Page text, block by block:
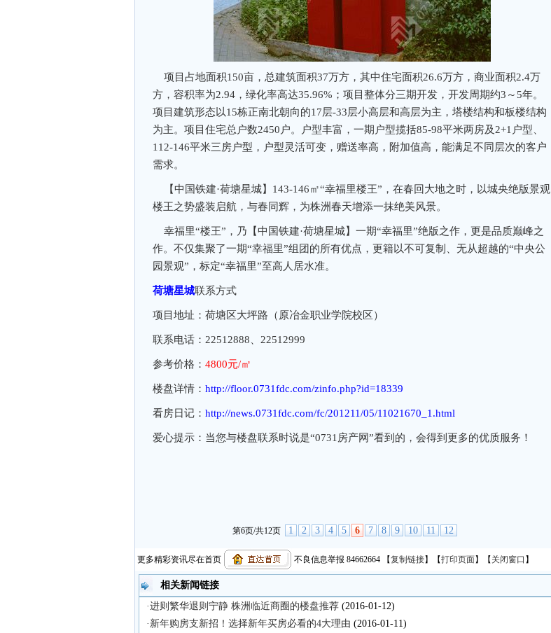
项目占地面积150亩，总建筑面积37万方，其中住宅面积26.6万方，商业面积2.4万
方，容积率为2.94，绿化率高达35.96%；项目整体分三期开发，开发周期约3～5年。
项目建筑形态以15栋正南北朝向的17层-33层小高层和高层为主，塔楼结构和板楼结构
为主。项目住宅总户数2450户。户型丰富，一期户型揽括85-98平米两房及2+1户型、
112-146平米三房户型，户型灵活可变，赠送率高，附加值高，能满足不同层次的客户
需求。
【中国铁建·荷塘星城】143-146㎡“幸福里楼王”，在春回大地之时，以城央绝版景观
楼王之势盛装启航，与春同辉，为株洲春天增添一抹绝美风景。
幸福里“楼王”，乃【中国铁建·荷塘星城】一期“幸福里”绝版之作，更是品质巅峰之
作。不仅集聚了一期“幸福里”组团的所有优点，更籍以不可复制、无从超越的“中央公
园景观”，标定“幸福里”至高人居水准。
荷塘星城联系方式
项目地址：荷塘区大坪路（原冶金职业学院校区）
联系电话：22512888、22512999
参考价格： 4800元/㎡
楼盘详情： http://floor.0731fdc.com/zinfo.php?id=18339
看房日记： http://news.0731fdc.com/fc/201211/05/11021670_1.html
爱心提示：当您与楼盘联系时说是“0731房产网”看到的，会得到更多的优质服务！
第6页/共12页 1 2 3 4 5 6 7 8 9 10 11 12
更多精彩资讯尽在首页 不良信息举报 84662664 【复制链接】【打印页面】【 关闭窗口 】
相关新闻链接
·进则繁华退则宁静 株洲临近商圈的楼盘推荐 (2016-01-12)
·新年购房支新招！选择新年买房必看的4大理由 (2016-01-11)